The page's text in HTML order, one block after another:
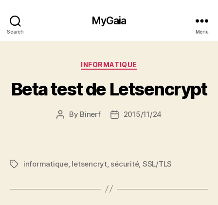
Search
MyGaia
Menu
Categories
INFORMATIQUE
Beta test de Letsencrypt
Post
By Binerf
Post2015/11/24
Tagsinformatique, letsencryt, sécurité, SSL/TLS